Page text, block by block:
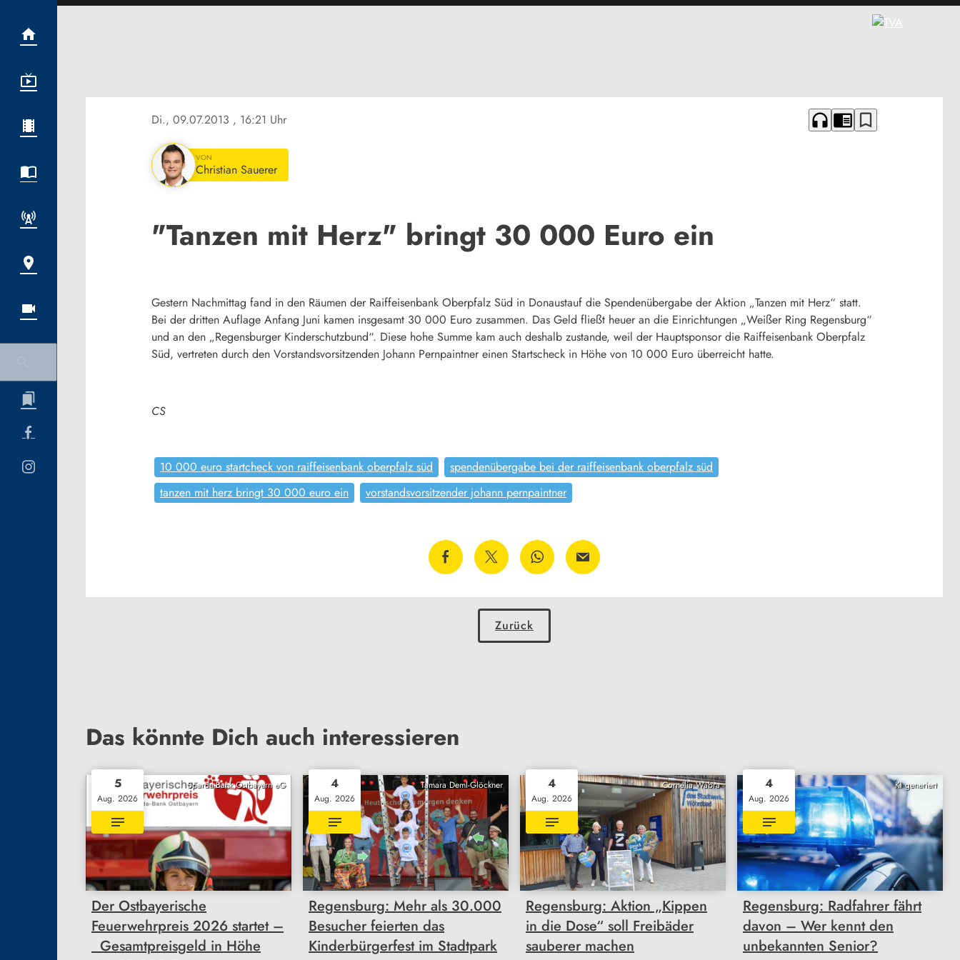
Di., 09.07.2013 , 16:21 Uhr headphones chrome_reader_mode bookmark_border
VON
Christian Sauerer
"Tanzen mit Herz" bringt 30 000 Euro ein
Gestern Nachmittag fand in den Räumen der Raiffeisenbank Oberpfalz Süd in Donaustauf die Spendenübergabe der Aktion „Tanzen mit Herz“ statt.
Bei der dritten Auflage Anfang Juni kamen insgesamt 30 000 Euro zusammen. Das Geld fließt heuer an die Einrichtungen „Weißer Ring Regensburg“
und an den „Regensburger Kinderschutzbund“. Diese hohe Summe kam auch deshalb zustande, weil der Hauptsponsor die Raiffeisenbank Oberpfalz
Süd, vertreten durch den Vorstandsvorsitzenden Johann Pernpaintner einen Startscheck in Höhe von 10 000 Euro überreicht hatte.
CS
10 000 euro startcheck von raiffeisenbank oberpfalz süd
spendenübergabe bei der raiffeisenbank oberpfalz süd
tanzen mit herz bringt 30 000 euro ein
vorstandsvorsitzender johann pernpaintner
Zurück
Das könnte Dich auch interessieren
Sparda-Bank Ostbayern eG
5
Aug. 2026
Der Ostbayerische
Feuerwehrpreis 2026 startet –
Gesamtpreisgeld in Höhe
Tamara Deml-Glöckner
4
Aug. 2026
Regensburg: Mehr als 30.000
Besucher feierten das
Kinderbürgerfest im Stadtpark
Cornelia Wabra
4
Aug. 2026
Regensburg: Aktion „Kippen
in die Dose“ soll Freibäder
sauberer machen
KI generiert
4
Aug. 2026
Regensburg: Radfahrer fährt
davon – Wer kennt den
unbekannten Senior?